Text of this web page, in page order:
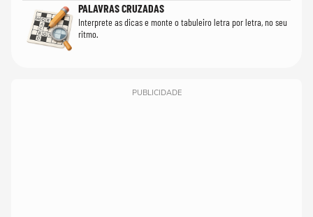
PALAVRAS CRUZADAS
Interprete as dicas e monte o tabuleiro letra por letra, no seu
ritmo.
PUBLICIDADE